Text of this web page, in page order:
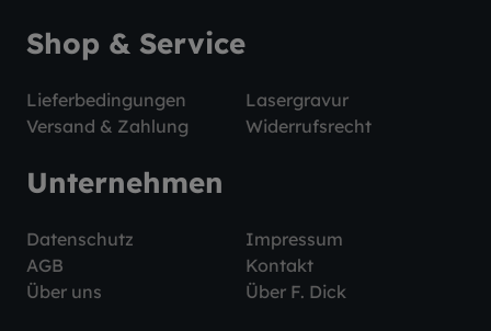
Shop & Service
Lieferbedingungen
Lasergravur
Versand & Zahlung
Widerrufsrecht
Unternehmen
Datenschutz
Impressum
AGB
Kontakt
Über uns
Über F. Dick